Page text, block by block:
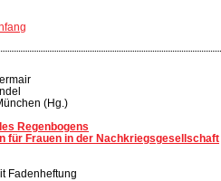
(Hg.)
Regenbogens
für Frauen in der Nachkriegsgesellschaft
Fadenheftung